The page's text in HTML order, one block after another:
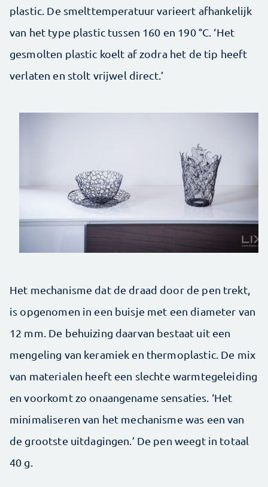
plastic. De smelttemperatuur varieert afhankelijk
van het type plastic tussen 160 en 190 °C. ‘Het
gesmolten plastic koelt af zodra het de tip heeft
verlaten en stolt vrijwel direct.’
Het mechanisme dat de draad door de pen trekt,
is opgenomen in een buisje met een diameter van
12 mm. De behuizing daarvan bestaat uit een
mengeling van keramiek en thermoplastic. De mix
van materialen heeft een slechte warmtegeleiding
en voorkomt zo onaangename sensaties. ‘Het
minimaliseren van het mechanisme was een van
de grootste uitdagingen.’ De pen weegt in totaal
40 g.